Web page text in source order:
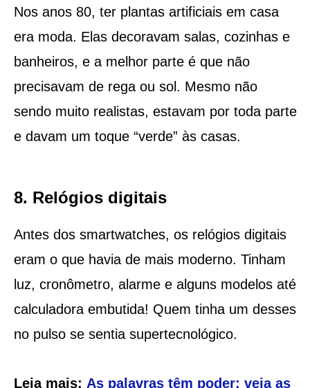
Nos anos 80, ter plantas artificiais em casa
era moda. Elas decoravam salas, cozinhas e
banheiros, e a melhor parte é que não
precisavam de rega ou sol. Mesmo não
sendo muito realistas, estavam por toda parte
e davam um toque “verde” às casas.
8. Relógios digitais
Antes dos smartwatches, os relógios digitais
eram o que havia de mais moderno. Tinham
luz, cronômetro, alarme e alguns modelos até
calculadora embutida! Quem tinha um desses
no pulso se sentia supertecnológico.
Leia mais: As palavras têm poder: veja as